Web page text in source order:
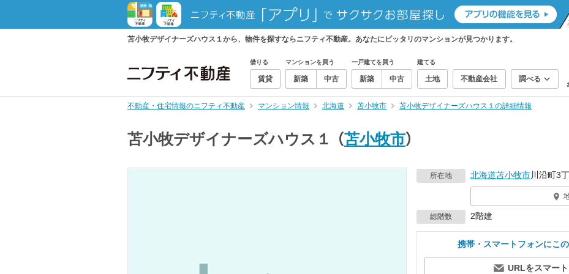
苫小牧デザイナーズハウス１から、物件を探すならニフティ不動産。あなたにピッタリのマンションが見つかります。
借りる
賃貸
マンションを買う
新築 中古
一戸建てを買う
新築 中古
建てる
土地 不動産会社 調べる
不動産・住宅情報のニフティ不動産 マンション情報 北海道 苫小牧市 苫小牧デザイナーズハウス１の詳細情報
苫小牧デザイナーズハウス１ （苫小牧市）
所在地 北海道苫小牧市川沿町3
総階数 2階建
携帯・スマートフォンにこ
URLをスマー